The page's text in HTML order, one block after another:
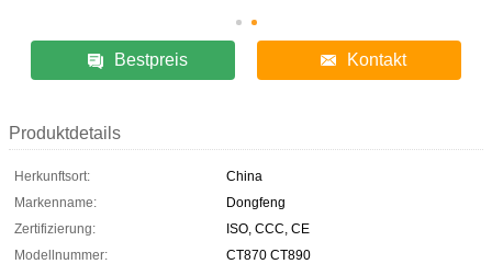
Bestpreis Kontakt
Produktdetails
Herkunftsort:
China
Markenname:
Dongfeng
Zertifizierung:
ISO, CCC, CE
Modellnummer:
CT870 CT890